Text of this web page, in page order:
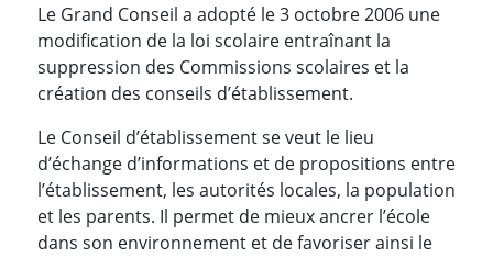
Le Grand Conseil a adopté le 3 octobre 2006 une
modification de la loi scolaire entraînant la
suppression des Commissions scolaires et la
création des conseils d’établissement.
Le Conseil d’établissement se veut le lieu
d’échange d’informations et de propositions entre
l’établissement, les autorités locales, la population
et les parents. Il permet de mieux ancrer l’école
dans son environnement et de favoriser ainsi le